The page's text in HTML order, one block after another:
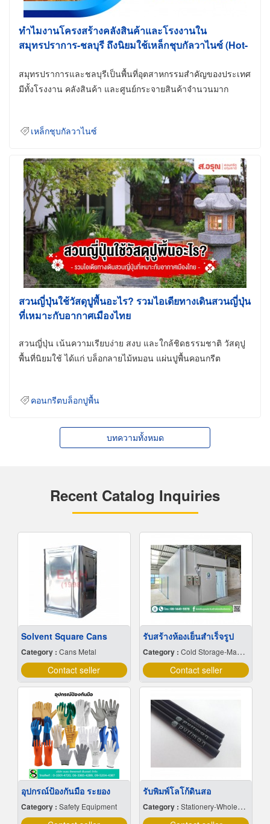
ทำไมงานโครงสร้างคลังสินค้าและโรงงานใน
สมุทรปราการ-ชลบุรี ถึงนิยมใช้เหล็กชุบกัลวาไนซ์ (Hot-
สมุทรปราการและชลบุรีเป็นพื้นที่อุตสาหกรรมสำคัญของประเทศ
มีทั้งโรงงาน คลังสินค้า และศูนย์กระจายสินค้าจำนวนมาก
เหล็กชุบกัลวาไนซ์
สวนญี่ปุ่นใช้วัสดุปูพื้นอะไร? รวมไอเดียทางเดินสวนญี่ปุ่น
ที่เหมาะกับอากาศเมืองไทย
สวนญี่ปุ่น เน้นความเรียบง่าย สงบ และใกล้ชิดธรรมชาติ วัสดุปู
พื้นที่นิยมใช้ ได้แก่ บล็อกลายไม้หมอน แผ่นปูพื้นคอนกรีต
คอนกรีตบล็อกปูพื้น
บทความทั้งหมด
Recent Catalog Inquiries
Solvent Square Cans
Category : Cans Metal
Contact seller
รับสร้างห้องเย็นสำเร็จรูป
Category : Cold Storage-Manufacturers & Installation Designer
Contact seller
อุปกรณ์ป้องกันมือ ระยอง
Category : Safety Equipment
รับพิมพ์โลโก้ดินสอ
Category : Stationery-Wholesale & Manufacturers